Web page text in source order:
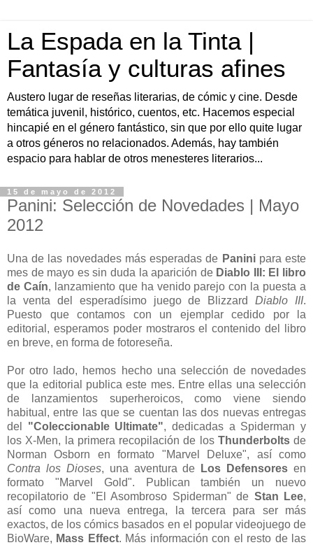
La Espada en la Tinta |
Fantasía y culturas afines
Austero lugar de reseñas literarias, de cómic y cine. Desde
temática juvenil, histórico, cuentos, etc. Hacemos especial
hincapié en el género fantástico, sin que por ello quite lugar
a otros géneros no relacionados. Además, hay también
espacio para hablar de otros menesteres literarios...
15 de mayo de 2012
Panini: Selección de Novedades | Mayo
2012
Una de las novedades más esperadas de Paninipara este
mes de mayo es sin duda la aparición de Diablo III: El libro
de Caín, lanzamiento que ha venido parejo con la puesta a
la venta del esperadísimo juego de BlizzardDiablo III.
Puesto que contamos con un ejemplar cedido por la
editorial, esperamos poder mostraros el contenido del libro
en breve, en forma de fotoreseña.
Por otro lado, hemos hecho una selección de novedades
que la editorial publica este mes. Entre ellas una selección
de lanzamientos superheroicos, como viene siendo
habitual, entre las que se cuentan las dos nuevas entregas
del "Coleccionable Ultimate", dedicadas a Spiderman y
los X-Men, la primera recopilación de los Thunderboltsde
Norman Osborn en formato "Marvel Deluxe", así como
Contra los Dioses, una aventura de Los Defensores en
formato "Marvel Gold". Publican también un nuevo
recopilatorio de "El Asombroso Spiderman" de Stan Lee,
así como una nueva entrega, la tercera para ser más
exactos, de los cómics basados en el popular videojuego de
BioWare, Mass Effect. Más información con el resto de las